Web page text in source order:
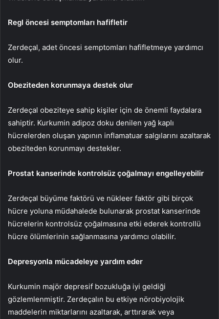
Regl öncesi semptomları hafifletir
Zerdeçal, adet öncesi semptomları hafifletmeye yardımcı
olur.
Obeziteden korunmaya destek olur
Zerdeçal obeziteye sahip kişiler için de önemli faydalara
sahiptir. Kurkumin adipoz doku denilen yağ kaplı
hücrelerden oluşan yapının inflamatuar salgılarını azaltarak
obeziteden korunmayı destekler.
Prostat kanserinde kontrolsüz çoğalmayı engelleyebilir
Zerdeçal büyüme faktörü ve nükleer faktör gibi birçok
hücre yoluna müdahalede bulunarak prostat kanserinde
hücrelerin kontrolsüz çoğalmasına etki ederek kontrollü
hücre ölümlerinin sağlanmasına yardımcı olabilir.
Depresyonla mücadeleye yardım eder
Kurkumin majör depresif bozukluğa iyi geldiği
gözlemlenmiştir. Zerdeçalın bu etkiye nörobiyolojik
maddelerin miktarlarını azaltarak, arttırarak veya